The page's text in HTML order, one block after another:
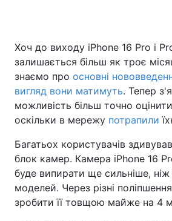
Хоч до виходу iPhone 16 Pro і
залишається більш як троє
знаємо про основні
вигляд вони матимуть. Тепер
можливість більш точно
оскільки в мережу потрапили
Багатьох користувачів
блок камер. Камера iPhone 16
буде випирати ще сильніше, ніж
моделей. Через різні
зробити її товщою майже на 4